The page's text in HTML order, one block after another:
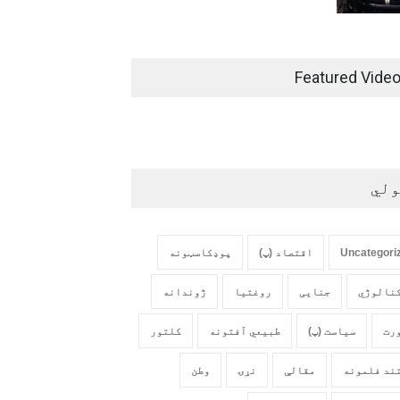
Featured
اقتصاد (پ) پوډکاسټونه
جنایی روغتیا ژوندانه
سیاست (پ) طبیعي آفتونه کلتور
فلمونه مقالې نړۍ وطن